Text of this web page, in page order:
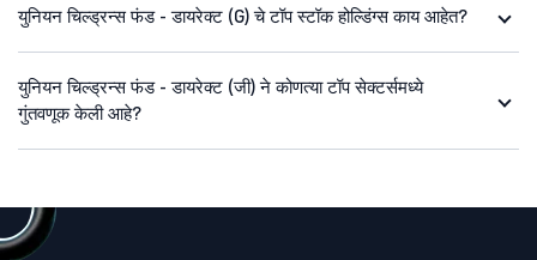
युनियन चिल्ड्रन्स फंड - डायरेक्ट (G) चे टॉप स्टॉक होल्डिंग्स काय आहेत?
युनियन चिल्ड्रन्स फंड - डायरेक्ट (जी) ने कोणत्या टॉप सेक्टर्समध्ये
गुंतवणूक केली आहे?